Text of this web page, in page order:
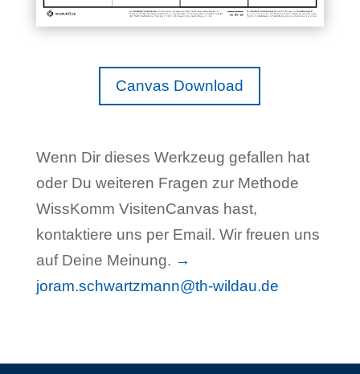
Canvas Download
Wenn Dir dieses Werkzeug gefallen hat
oder Du weiteren Fragen zur Methode
WissKomm VisitenCanvas hast,
kontaktiere uns per Email. Wir freuen uns
auf Deine Meinung. →
joram.schwartzmann@th-wildau.de